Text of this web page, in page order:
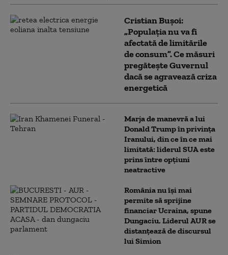
Cristian Bușoi:
„Populația nu va fi
afectată de limitările
de consum”. Ce măsuri
pregătește Guvernul
dacă se agravează criza
energetică
Marja de manevră a lui
Donald Trump în privința
Iranului, din ce în ce mai
limitată: liderul SUA este
prins între opțiuni
neatractive
România nu își mai
permite să sprijine
financiar Ucraina, spune
Dungaciu. Liderul AUR se
distanțează de discursul
lui Simion